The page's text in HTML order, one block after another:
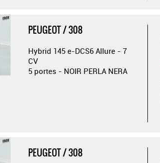
PEUGEOT / 308
Hybrid 145 e-DCS6 Allure - 7
CV
5 portes - NOIR PERLA NERA
PEUGEOT / 308